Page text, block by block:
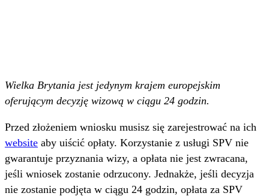
Wielka Brytania jest jedynym krajem europejskim
oferującym decyzję wizową w ciągu 24 godzin.
Przed złożeniem wniosku musisz się zarejestrować na ich
website aby uiścić opłaty. Korzystanie z usługi SPV nie
gwarantuje przyznania wizy, a opłata nie jest zwracana,
jeśli wniosek zostanie odrzucony. Jednakże, jeśli decyzja
nie zostanie podjęta w ciągu 24 godzin, opłata za SPV